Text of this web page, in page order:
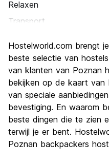
Relaxen
Transport
Cultuur
Uitgaan
Waarde voor uw geld
Hostelworld.com brengt
beste selectie van
van klanten van Poznan
bekijken op de kaart van
van speciale
bevestiging. En waarom
beste dingen die te zien
terwijl je er bent.
Poznan backpackers